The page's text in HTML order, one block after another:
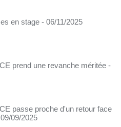
en stage - 06/11/2025
prend une revanche méritée -
passe proche d'un retour face
09/2025